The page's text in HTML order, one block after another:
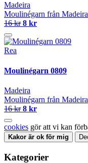
Madeira
Moulinégarn från
16 kr 8 kr
Rea
Moulinégarn 0809
Madeira
Moulinégarn från
16 kr 8 kr
cookies gör att vi kan
Kakor är ok för mig
Kategorier